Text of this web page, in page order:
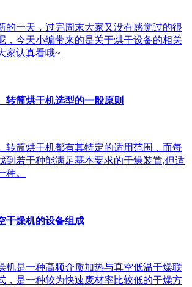
的一天，过完周末大家又没有感觉过的很
，今天小编带来的是关于烘干设备的相关
家认真看哦~
转筒烘干机选型的一般原则
转筒烘干机都有其特定的适用范围，而每
到若干种能满足基本要求的干燥装置,但适
种。
干燥机的设备组成
机是一种高频介质加热与真空低温干燥联
，是一种较为快速废材率比较低的干燥方